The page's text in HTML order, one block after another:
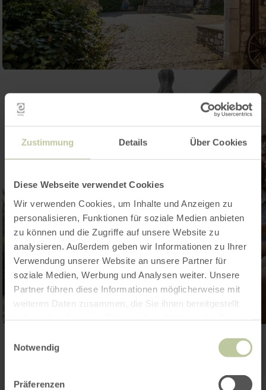
Zustimmung Details Über Cookies
Diese Webseite verwendet Cookies
Wir verwenden Cookies, um Inhalte und Anzeigen zu
personalisieren, Funktionen für soziale Medien anbieten
zu können und die Zugriffe auf unsere Website zu
analysieren. Außerdem geben wir Informationen zu Ihrer
Verwendung unserer Website an unsere Partner für
soziale Medien, Werbung und Analysen weiter. Unsere
Partner führen diese Informationen möglicherweise mit
weiteren Daten zusammen, die Sie ihnen bereitgestellt
Notwendig
Präferenzen